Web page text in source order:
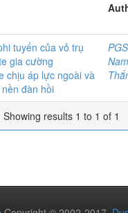
tuyến của vỏ trụ
gia cường
chịu áp lực ngoài và
đàn hồi
Nam
Showing results 1 to 1 of 1